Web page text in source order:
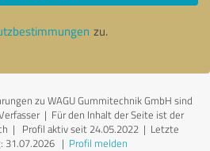
zu.
zu WAGU Gummitechnik GmbH sind
| Für den Inhalt der Seite ist der
| Profil aktiv seit 24.05.2022 | Letzte
31.07.2026| Profil melden